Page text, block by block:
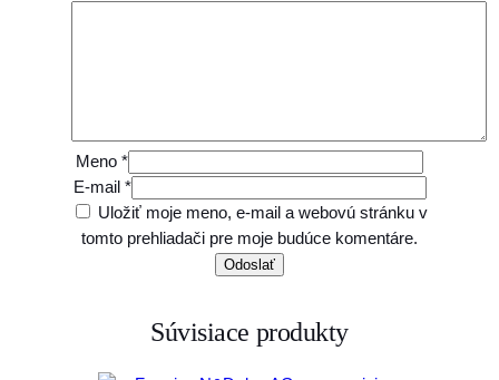
Meno *
E-mail *
Uložiť moje meno, e-mail a webovú stránku v
tomto prehliadači pre moje budúce komentáre.
Súvisiace produkty